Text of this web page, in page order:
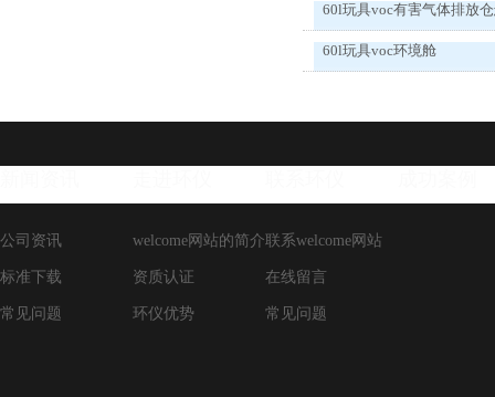
60l玩具voc有害气体排放
60l玩具voc环境舱
公司资讯
标准下载
常见问题
welcome网站的简介
资质认证
环仪优势
联系welcome网站
在线留言
常见问题